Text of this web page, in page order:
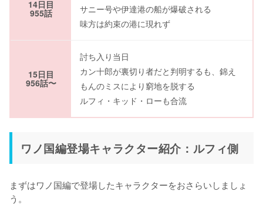
14日目
955話
サニー号や伊達港の船が爆破される
味方は約束の港に現れず
15日目
956話〜
討ち入り当日
カン十郎が裏切り者だと判明するも、錦え
もんのミスにより窮地を脱する
ルフィ・キッド・ローも合流
ワノ国編登場キャラクター紹介：ルフィ側
まずはワノ国編で登場したキャラクターをおさらいしましょ
う。